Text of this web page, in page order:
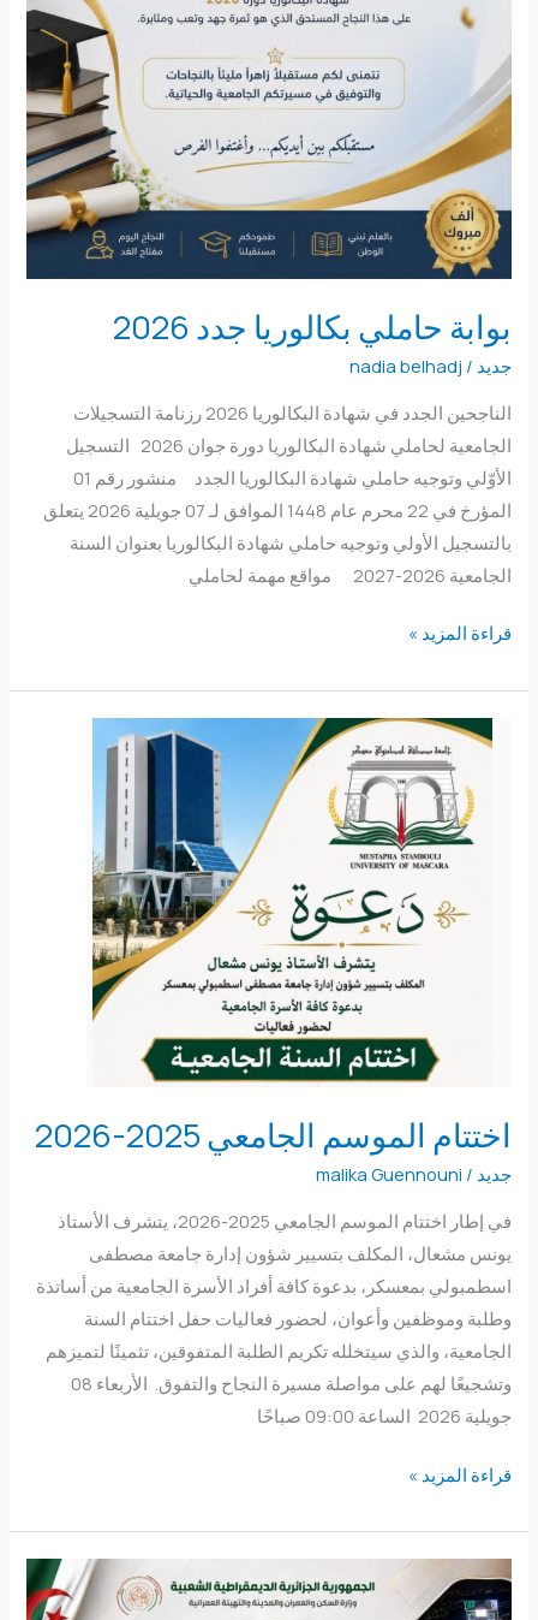
بوابة حاملي بكالوريا جدد 2026
جديد /
nadia belhadj
الناجحين الجدد في شهادة البكالوريا 2026 رزنامة التسجيلات
الجامعية لحاملي شهادة البكالوريا دورة جوان 2026 التسجيل
الأوّلي وتوجيه حاملي شهادة البكالوريا الجدد منشور رقم 01
المؤرخ في 22 محرم عام 1448 الموافق لـ 07 جويلية 2026 يتعلق
بالتسجيل الأولي وتوجيه حاملي شهادة البكالوريا بعنوان السنة
الجامعية 2026-2027 مواقع مهمة لحاملي
قراءة المزيد »
اختتام الموسم الجامعي 2025-2026
جديد /
malika Guennouni
في إطار اختتام الموسم الجامعي 2025-2026، يتشرف الأستاذ
يونس مشعال، المكلف بتسيير شؤون إدارة جامعة مصطفى
اسطمبولي بمعسكر، بدعوة كافة أفراد الأسرة الجامعية من أساتذة
وطلبة وموظفين وأعوان، لحضور فعاليات حفل اختتام السنة
الجامعية، والذي سيتخلله تكريم الطلبة المتفوقين، تثمينًا لتميزهم
وتشجيعًا لهم على مواصلة مسيرة النجاح والتفوق. الأربعاء 08
جويلية 2026 الساعة 09:00 صباحًا
اختتام
الموسم
الجامعي
2025-
قراءة المزيد »
جائزة
مجلس